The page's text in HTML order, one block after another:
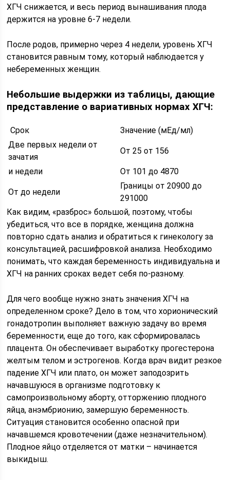
ХГЧ снижается, и весь период вынашивания плода
держится на уровне 6-7 недели.
После родов, примерно через 4 недели, уровень ХГЧ
становится равным тому, который наблюдается у
небеременных женщин.
Небольшие выдержки из таблицы, дающие
представление о вариативных нормах ХГЧ:
Срок
Значение (мЕд/мл)
Две первых недели от
зачатия
От 25 от 156
и недели От 101 до 4870
От до недели
Границы от 20900 до
291000
Как видим, «разброс» большой, поэтому, чтобы
убедиться, что все в порядке, женщина должна
повторно сдать анализ и обратиться к гинекологу за
консультацией, расшифровкой анализа. Необходимо
понимать, что каждая беременность индивидуальна и
ХГЧ на ранних сроках ведет себя по-разному.
Для чего вообще нужно знать значения ХГЧ на
определенном сроке? Дело в том, что хорионический
гонадотропин выполняет важную задачу во время
беременности, еще до того, как сформировалась
плацента. Он обеспечивает выработку прогестерона
желтым телом и эстрогенов. Когда врач видит резкое
падение ХГЧ или плато, он может заподозрить
начавшуюся в организме подготовку к
самопроизвольному аборту, отторжению плодного
яйца, анэмбрионию, замершую беременность.
Ситуация становится особенно опасной при
начавшемся кровотечении (даже незначительном).
Плодное яйцо отделяется от матки – начинается
выкидыш.